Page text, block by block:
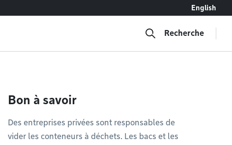
English
Recherche
Bon à savoir
Des entreprises privées sont responsables de
vider les conteneurs à déchets. Les bacs et les